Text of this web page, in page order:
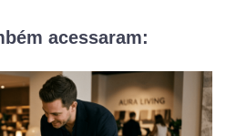
acessaram: